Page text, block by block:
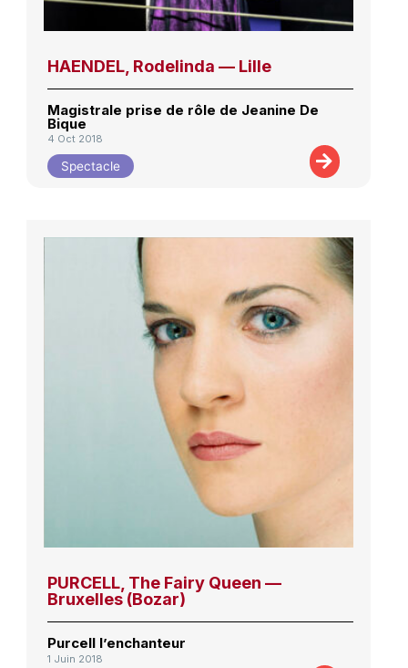
HAENDEL, Rodelinda — Lille
Magistrale prise de rôle de Jeanine De
Bique
4 Oct 2018
Spectacle
PURCELL, The Fairy Queen —
Bruxelles (Bozar)
Purcell l’enchanteur
1 Juin 2018